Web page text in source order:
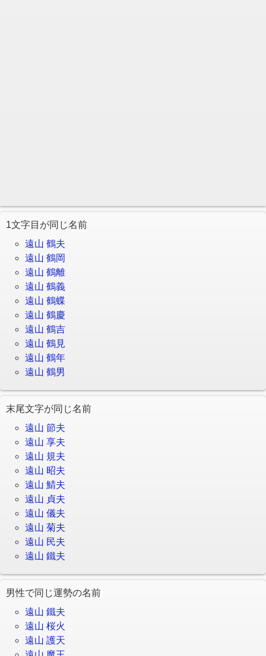
1文字目が同じ名前
遠山 鶴夫
遠山 鶴岡
遠山 鶴離
遠山 鶴義
遠山 鶴蝶
遠山 鶴慶
遠山 鶴吉
遠山 鶴見
遠山 鶴年
遠山 鶴男
末尾文字が同じ名前
遠山 節夫
遠山 享夫
遠山 規夫
遠山 昭夫
遠山 鯖夫
遠山 貞夫
遠山 儀夫
遠山 菊夫
遠山 民夫
遠山 鐵夫
男性で同じ運勢の名前
遠山 鐵夫
遠山 桜火
遠山 護天